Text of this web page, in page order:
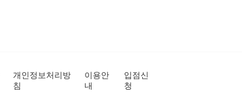
개인정보처리방
침
이용안
내
입점신
청